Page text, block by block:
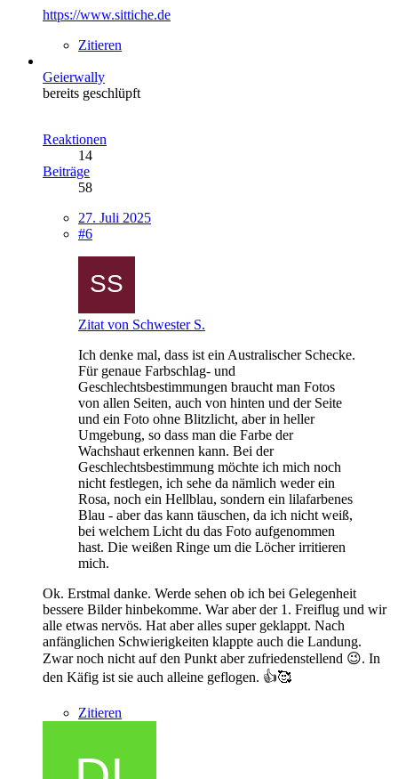
https://www.sittiche.de
Zitieren
Geierwally
bereits geschlüpft
Reaktionen
14
Beiträge
58
27. Juli 2025
#6
Zitat von Schwester S.
Ich denke mal, dass ist ein Australischer Schecke.
Für genaue Farbschlag- und
Geschlechtsbestimmungen braucht man Fotos
von allen Seiten, auch von hinten und der Seite
und ein Foto ohne Blitzlicht, aber in heller
Umgebung, so dass man die Farbe der
Wachshaut erkennen kann. Bei der
Geschlechtsbestimmung möchte ich mich noch
nicht festlegen, ich sehe da nämlich weder ein
Rosa, noch ein Hellblau, sondern ein lilafarbenes
Blau - aber das kann täuschen, da ich nicht weiß,
bei welchem Licht du das Foto aufgenommen
hast. Die weißen Ringe um die Löcher irritieren
mich.
Ok. Erstmal danke. Werde sehen ob ich bei Gelegenheit
bessere Bilder hinbekomme. War aber der 1. Freiflug und wir
alle etwas nervös. Hat aber alles super geklappt. Nach
anfänglichen Schwierigkeiten klappte auch die Landung.
Zwar noch nicht auf den Punkt aber zufriedenstellend 😉. In
den Käfig ist sie auch alleine geflogen. 👍🥰
Zitieren